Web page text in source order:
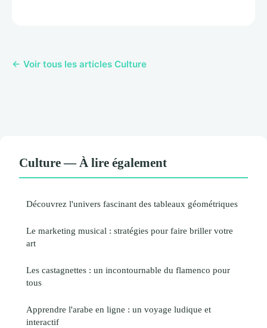
← Voir tous les articles Culture
Culture — À lire également
Découvrez l'univers fascinant des tableaux géométriques
Le marketing musical : stratégies pour faire briller votre
art
Les castagnettes : un incontournable du flamenco pour
tous
Apprendre l'arabe en ligne : un voyage ludique et
interactif